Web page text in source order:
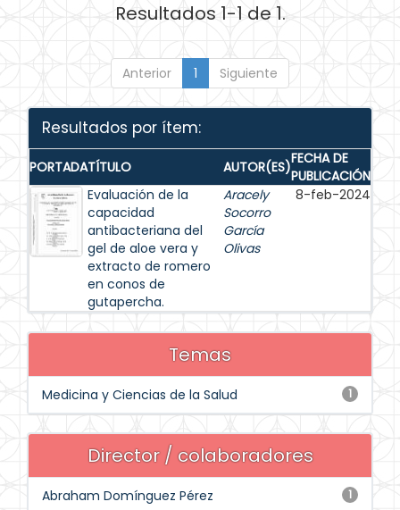
Resultados 1-1 de 1.
Anterior 1 Siguiente
Resultados por ítem:
PORTADATÍTULO AUTOR(ES)FECHA DE
PUBLICACIÓN
Evaluación de la
capacidad
antibacteriana del
gel de aloe vera y
extracto de romero
en conos de
gutapercha.
Aracely
Socorro
García
Olivas
8-feb-2024
Temas
1
Medicina y Ciencias de la Salud
Director / colaboradores
1
Abraham Domínguez Pérez